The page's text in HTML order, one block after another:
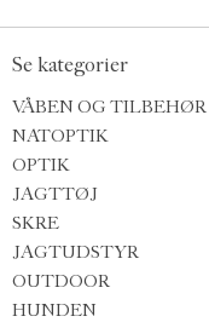
Se kategorier
VÅBEN OG TILBEHØR
NATOPTIK
OPTIK
JAGTTØJ
SKRE
JAGTUDSTYR
OUTDOOR
HUNDEN